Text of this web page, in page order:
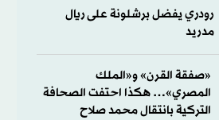
رودري يفضل برشلونة على ريال
مدريد
«صفقة القرن» و«الملك
المصري»… هكذا احتفت الصحافة
التركية بانتقال محمد صلاح